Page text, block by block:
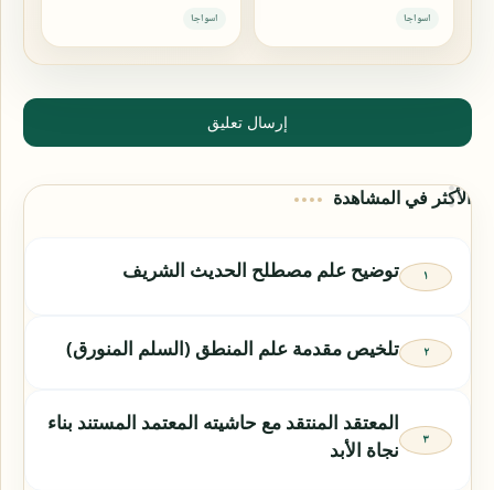
اسواجا
والجماعة
اسواجا
إرسال تعليق
الأكثر في المشاهدة
توضيح علم مصطلح الحديث الشريف
تلخيص مقدمة علم المنطق (السلم المنورق)
المعتقد المنتقد مع حاشيته المعتمد المستند بناء
نجاة الأبد